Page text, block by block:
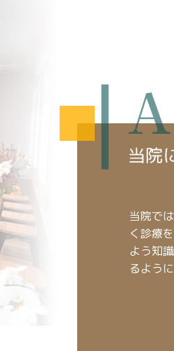
当院で
く診療
よう知
るよう